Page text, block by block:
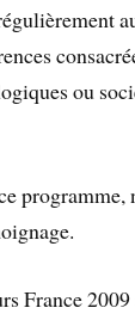
ou
programme,
France 2009